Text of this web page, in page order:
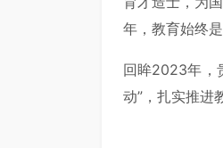
年，教育始终
回眸2023年，
动”，扎实推